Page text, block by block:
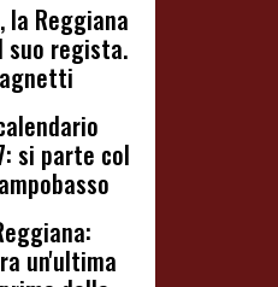
la Reggiana
suo regista.
si parte col
un'ultima